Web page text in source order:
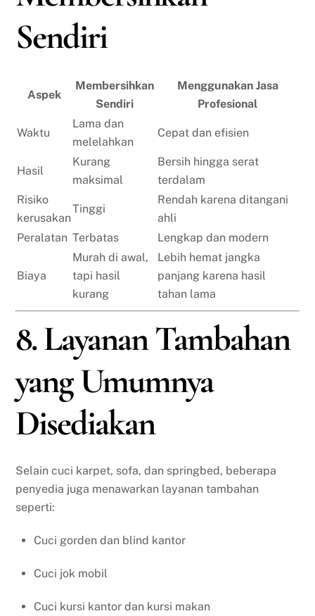
Sendiri
Aspek
Membersihkan
Sendiri
Menggunakan Jasa
Profesional
Waktu
Lama dan
melelahkan
Cepat dan efisien
Hasil
Kurang
maksimal
Bersih hingga serat
terdalam
Risiko
kerusakan
Tinggi
Rendah karena ditangani
ahli
Peralatan Terbatas Lengkap dan modern
Biaya
Murah di awal,
tapi hasil
kurang
Lebih hemat jangka
panjang karena hasil
tahan lama
8. Layanan Tambahan
yang Umumnya
Disediakan
Selain cuci karpet, sofa, dan springbed, beberapa
penyedia juga menawarkan layanan tambahan
seperti:
Cuci gorden dan blind kantor
Cuci jok mobil
Cuci kursi kantor dan kursi makan